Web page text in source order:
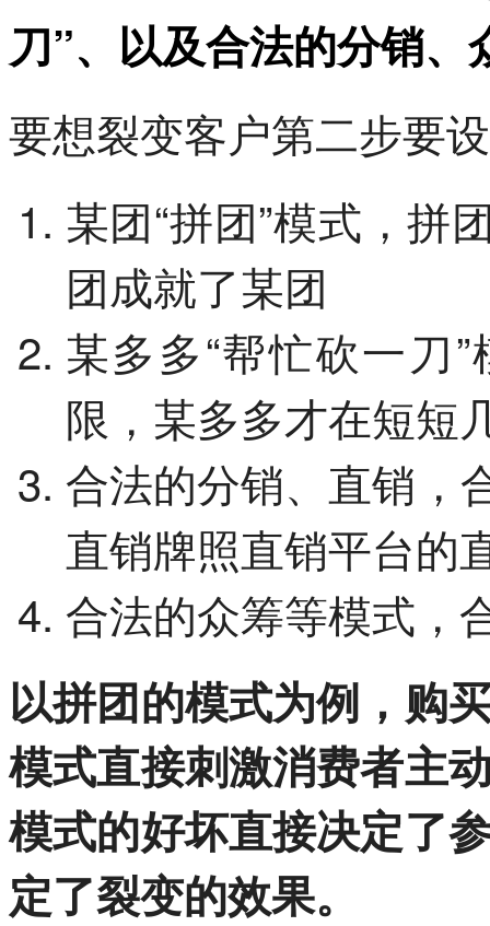
刀”、以及合法的分销、
要想裂变客户第二步要
某团“拼团”模式，拼
团成就了某团
某多多“帮忙砍一刀
限，某多多才在短短
合法的分销、直销，
直销牌照直销平台的
合法的众筹等模式，
以拼团的模式为例，购
模式直接刺激消费者主
模式的好坏直接决定了
定了裂变的效果。